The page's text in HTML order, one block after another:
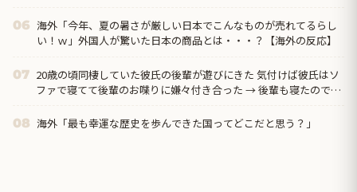
06 海外「今年、夏の暑さが厳しい日本でこんなものが売れてるらし
い！ｗ」外国人が驚いた日本の商品とは・・・？【海外の反応】
07 20歳の頃同棲していた彼氏の後輩が遊びにきた 気付けば彼氏はソ
ファで寝てて後輩のお喋りに嫌々付き合った → 後輩も寝たので毛
08 海外「最も幸運な歴史を歩んできた国ってどこだと思う？」